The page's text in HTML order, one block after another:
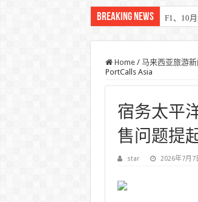
Breaking News F1、10
Home / 马来西亚旅游新
PortCalls Asia
宿务太平
售问题提
star 2026年7月7